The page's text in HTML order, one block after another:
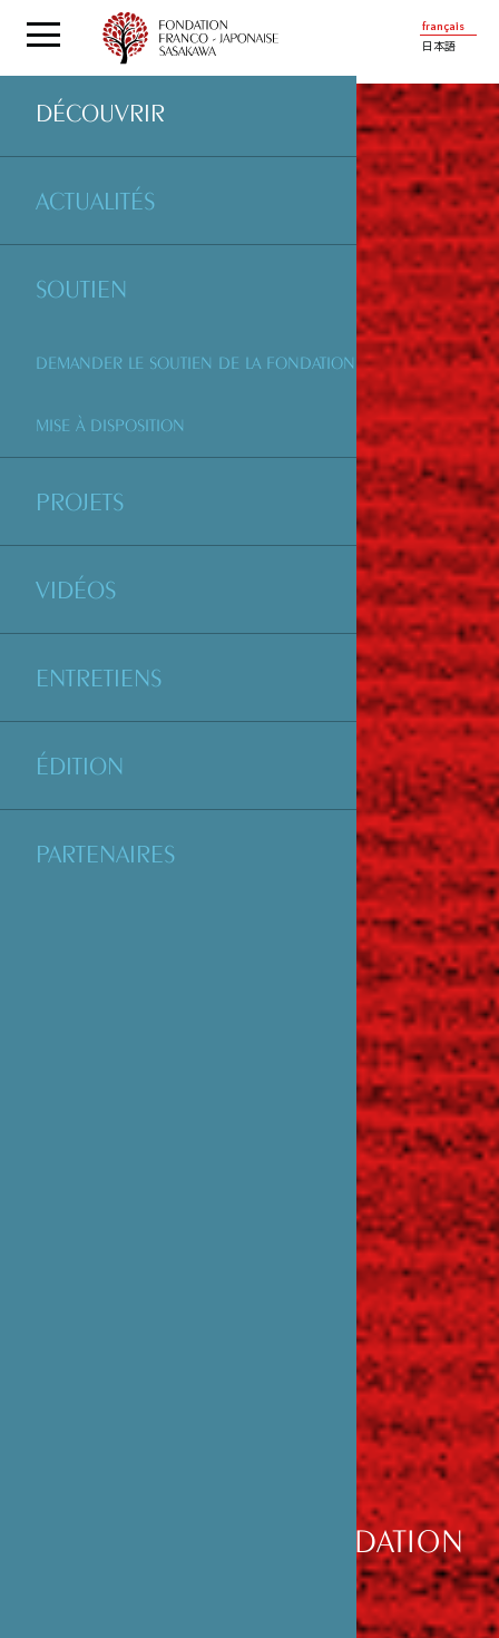
français
日本語
DÉCOUVRIR
ACTUALITÉS
SOUTIEN
DEMANDER LE SOUTIEN DE LA FONDATION
MISE À DISPOSITION
PROJETS
VIDÉOS
ENTRETIENS
ÉDITION
PARTENAIRES
LA FONDATION